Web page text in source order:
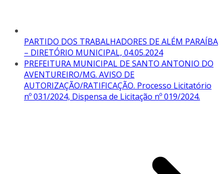
PARTIDO DOS TRABALHADORES DE ALÉM PARAÍBA
– DIRETÓRIO MUNICIPAL, 04.05.2024
PREFEITURA MUNICIPAL DE SANTO ANTONIO DO
AVENTUREIRO/MG. AVISO DE
AUTORIZAÇÃO/RATIFICAÇÃO. Processo Licitatório
nº 031/2024, Dispensa de Licitação nº 019/2024.